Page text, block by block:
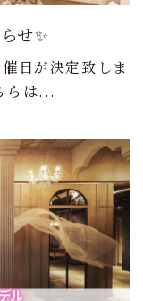
せ✨
日が決定致しま
らは...